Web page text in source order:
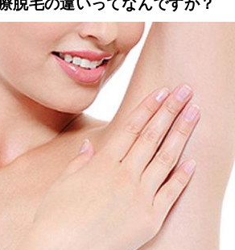
脱毛の違いってなんですか？